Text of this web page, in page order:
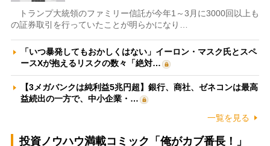
トランプ大統領のファミリー信託が今年1～3月に3000回以上も
の証券取引を行っていたことが明らかになり…
「いつ暴発してもおかしくはない」イーロン・マスク氏とスペ
ースXが抱えるリスクの数々「絶対…
【3メガバンクは純利益5兆円超】銀行、商社、ゼネコンは最高
益続出の一方で、中小企業・…
一覧を見る
投資ノウハウ満載コミック「俺がカブ番長！」